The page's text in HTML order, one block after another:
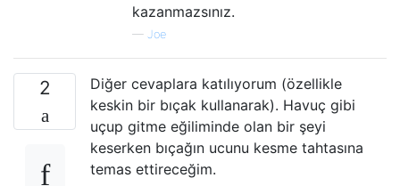
kazanmazsınız.
— Joe
2
Diğer cevaplara katılıyorum (özellikle
keskin bir bıçak kullanarak). Havuç gibi
uçup gitme eğiliminde olan bir şeyi
keserken bıçağın ucunu kesme tahtasına
temas ettireceğim.